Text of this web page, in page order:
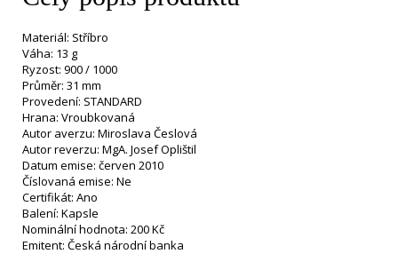
Materiál: Stříbro
Váha: 13 g
Ryzost: 900 / 1000
Průměr: 31 mm
Provedení: STANDARD
Hrana: Vroubkovaná
Autor averzu: Miroslava Česlová
Autor reverzu: MgA. Josef Oplištil
Datum emise: červen 2010
Číslovaná emise: Ne
Certifikát: Ano
Balení: Kapsle
Nominální hodnota: 200 Kč
Emitent: Česká národní banka